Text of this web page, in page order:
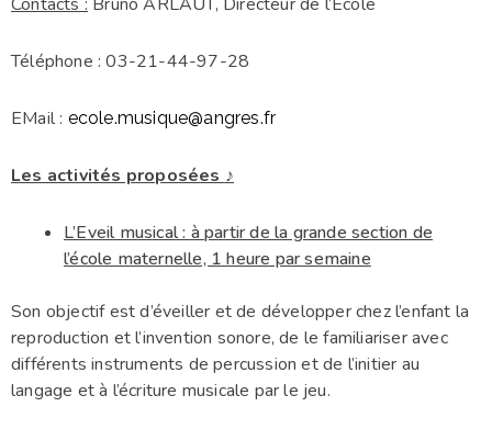
Contacts : Bruno ARLAUT, Directeur de l’Ecole
Téléphone : 03-21-44-97-28
EMail : ecole.musique@angres.fr
Les activités proposées♪
L’Eveil musical : à partir de la grande section de
l’école maternelle, 1 heure par semaine
Son objectif est d’éveiller et de développer chez l’enfant la
reproduction et l’invention sonore, de le familiariser avec
différents instruments de percussion et de l’initier au
langage et à l’écriture musicale par le jeu.